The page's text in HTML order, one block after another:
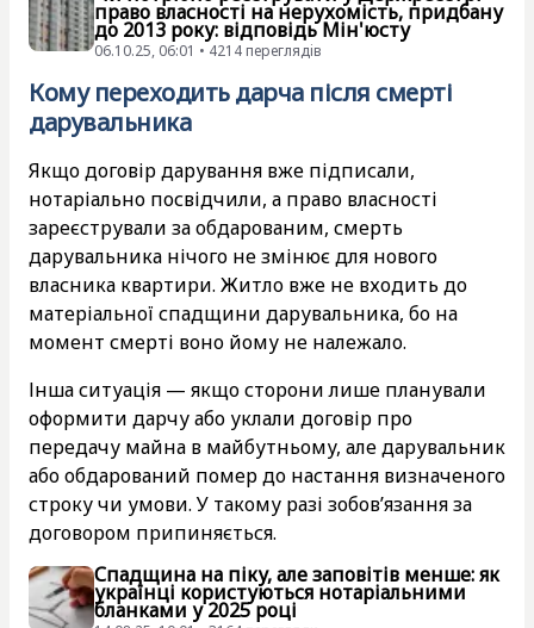
право власності на нерухомість, придбану
до 2013 року: відповідь Мін'юсту
06.10.25, 06:01 • 4214 переглядiв
Кому переходить дарча після смерті
дарувальника
Якщо договір дарування вже підписали,
нотаріально посвідчили, а право власності
зареєстрували за обдарованим, смерть
дарувальника нічого не змінює для нового
власника квартири. Житло вже не входить до
матеріальної спадщини дарувальника, бо на
момент смерті воно йому не належало.
Інша ситуація — якщо сторони лише планували
оформити дарчу або уклали договір про
передачу майна в майбутньому, але дарувальник
або обдарований помер до настання визначеного
строку чи умови. У такому разі зобов’язання за
договором припиняється.
Спадщина на піку, але заповітів менше: як
українці користуються нотаріальними
бланками у 2025 році